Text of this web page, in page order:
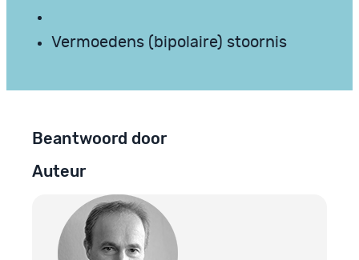
Vermoedens (bipolaire) stoornis
Beantwoord door
Auteur